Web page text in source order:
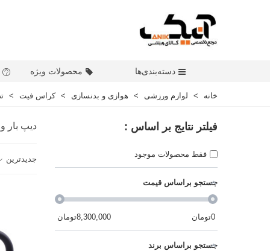
دسته‌بندی‌ها محصولات ویژه
خانه > لوازم ورزشی > هوازی و بدنسازی > کراس فیت >
فیلتر نتایج بر اساس :
فقط محصولات موجود
جستجو براساس قیمت
0تومان 8,300,000تومان
جستجو براساس برند
دیپ بار
جدیدترین